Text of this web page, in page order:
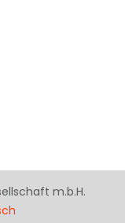
m.b.H.